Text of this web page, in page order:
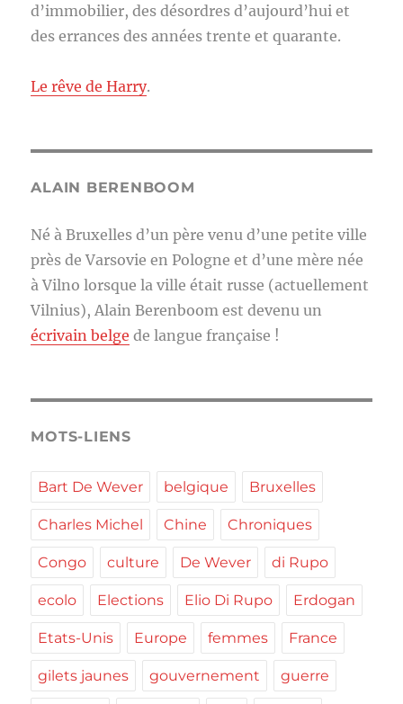
d’immobilier, des désordres d’aujourd’hui et
des errances des années trente et quarante.
Le rêve de Harry.
ALAIN BERENBOOM
Né à Bruxelles d’un père venu d’une petite ville
près de Varsovie en Pologne et d’une mère née
à Vilno lorsque la ville était russe (actuellement
Vilnius), Alain Berenboom est devenu un
écrivain belge de langue française !
MOTS-LIENS
Bart De Wever belgique Bruxelles
Charles Michel Chine Chroniques
Congo culture De Wever di Rupo
ecolo Elections Elio Di Rupo Erdogan
Etats-Unis Europe femmes France
gilets jaunes gouvernement guerre